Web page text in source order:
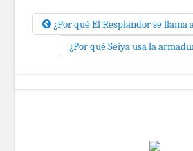
¿Por qué El Resplandor se llama
¿Por qué Seiya usa la